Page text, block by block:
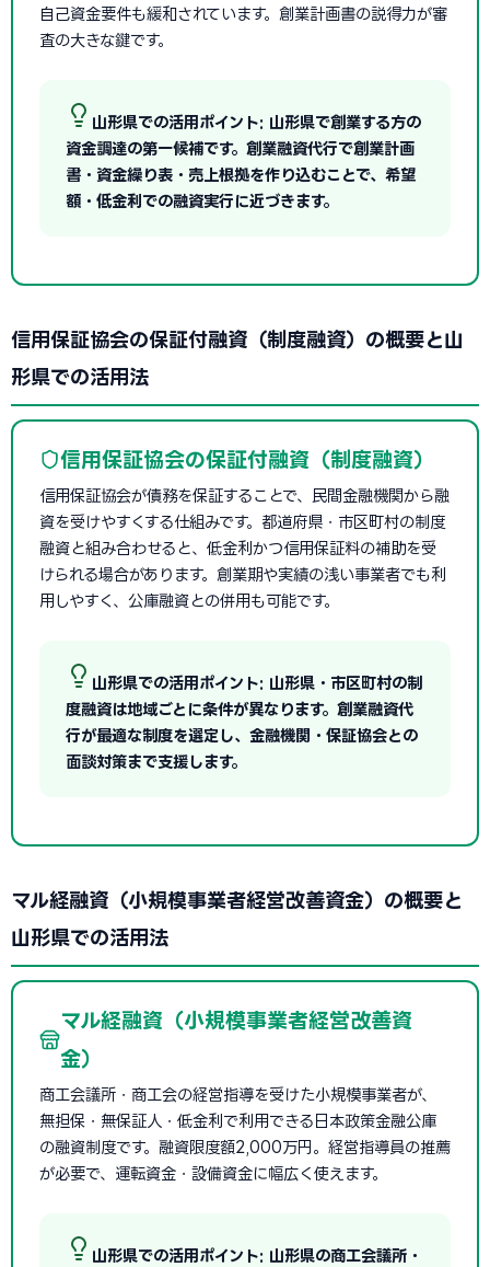
自己資金要件も緩和されています。創業計画書の説得力が審
査の大きな鍵です。
山形県での活用ポイント: 山形県で創業する方の
資金調達の第一候補です。創業融資代行で創業計画
書・資金繰り表・売上根拠を作り込むことで、希望
額・低金利での融資実行に近づきます。
信用保証協会の保証付融資（制度融資）の概要と山
形県での活用法
信用保証協会の保証付融資（制度融資）
信用保証協会が債務を保証することで、民間金融機関から融
資を受けやすくする仕組みです。都道府県・市区町村の制度
融資と組み合わせると、低金利かつ信用保証料の補助を受
けられる場合があります。創業期や実績の浅い事業者でも利
用しやすく、公庫融資との併用も可能です。
山形県での活用ポイント: 山形県・市区町村の制
度融資は地域ごとに条件が異なります。創業融資代
行が最適な制度を選定し、金融機関・保証協会との
面談対策まで支援します。
マル経融資（小規模事業者経営改善資金）の概要と
山形県での活用法
マル経融資（小規模事業者経営改善資
金）
商工会議所・商工会の経営指導を受けた小規模事業者が、
無担保・無保証人・低金利で利用できる日本政策金融公庫
の融資制度です。融資限度額2,000万円。経営指導員の推薦
が必要で、運転資金・設備資金に幅広く使えます。
山形県での活用ポイント: 山形県の商工会議所・